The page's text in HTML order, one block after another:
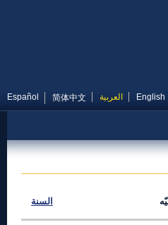
English العربية 简体中文
Español
السنة